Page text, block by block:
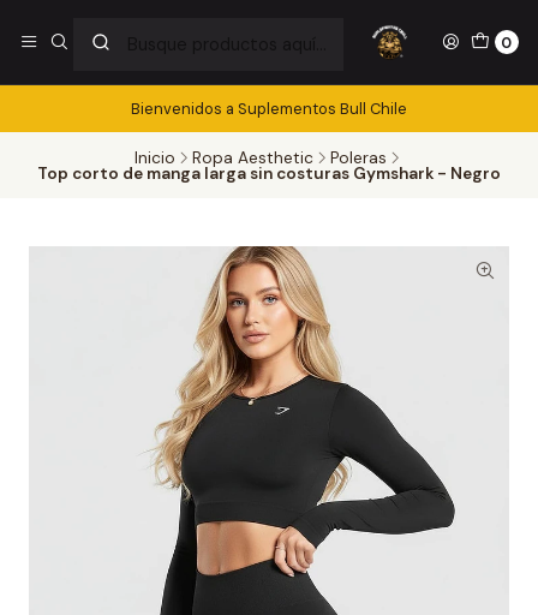
0
Bienvenidos a Suplementos Bull Chile
Inicio Ropa Aesthetic Poleras
Top corto de manga larga sin costuras Gymshark - Negro